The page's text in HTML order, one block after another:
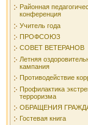
Районная
конференция
Учитель года
ПРОФСОЮЗ
СОВЕТ ВЕТЕРАНОВ
Летняя
кампания
Противодействие
Профилактика
терроризма
ОБРАЩЕНИЯ
Гостевая книга